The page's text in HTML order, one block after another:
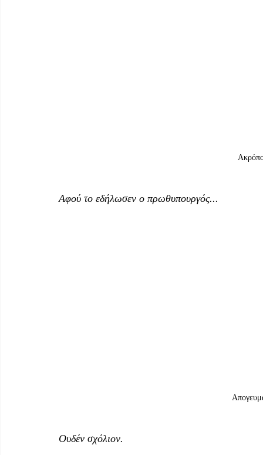
Αφού το εδήλωσεν ο πρωθυπουργός...
Ουδέν σχόλιον.